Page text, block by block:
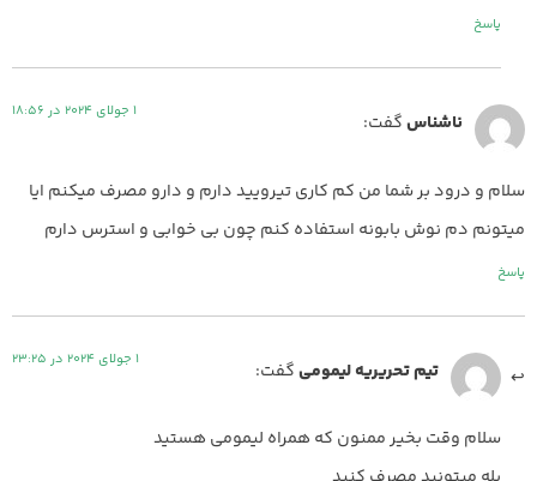
پاسخ
ناشناسگفت: 1 جولای 2024 در 18:56
سلام و درود بر شما من کم کاری تیرویید دارم و دارو مصرف میکنم ایا
میتونم دم نوش بابونه استفاده کنم چون بی خوابی و استرس دارم
پاسخ
تیم تحریریه لیمومیگفت: 1 جولای 2024 در 23:25
سلام وقت بخیر ممنون که همراه لیمومی هستید